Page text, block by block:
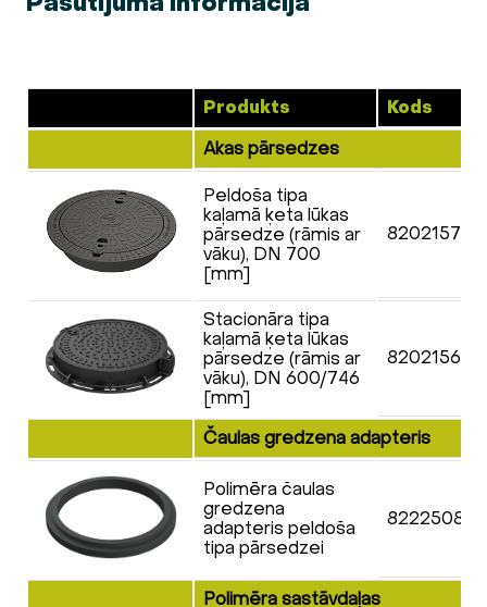
Produkts Kods
Akas pārsedzes
Peldoša tipa
kaļamā ķeta lūkas
pārsedze (rāmis ar
vāku), DN 700
[mm]
Stacionāra tipa
kaļamā ķeta lūkas
pārsedze (rāmis ar
vāku), DN 600/746
[mm]
Čaulas gredzena adapteris
Polimēra čaulas
gredzena
adapteris peldoša
tipa pārsedzei
Polimēra sastāvdaļas